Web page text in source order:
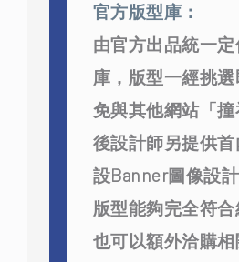
官方版型庫：
由官方出品統一
庫，版型一經挑
免與其他網站「
後設計師另提供首
設Banner圖像設
版型能夠完全符合
也可以額外洽購